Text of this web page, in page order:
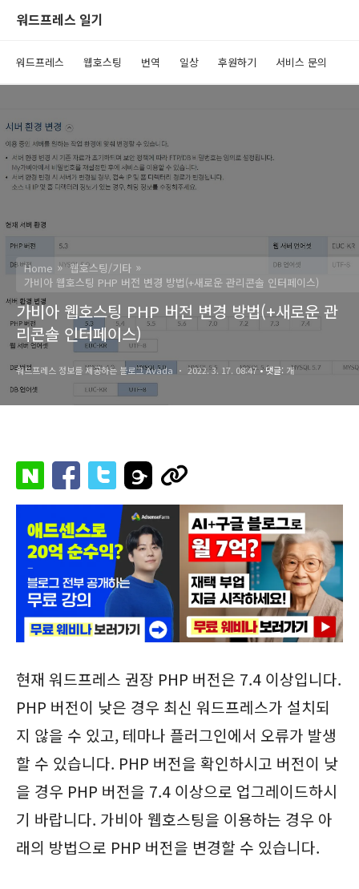
워드프레스 일기
워드프레스 웹호스팅 번역 일상 후원하기 서비스 문의
Home
웹호스팅/기타
가비아 웹호스팅 PHP 버전 변경 방법(+새로운 관리콘솔 인터페이스)
가비아 웹호스팅 PHP 버전 변경 방법(+새로운 관
리콘솔 인터페이스)
워드프레스 정보를 제공하는 블로그 Avada 2022. 3. 17. 08:47 • 댓글: 개
현재 워드프레스 권장 PHP 버전은 7.4 이상입니다.
PHP 버전이 낮은 경우 최신 워드프레스가 설치되
지 않을 수 있고, 테마나 플러그인에서 오류가 발생
할 수 있습니다. PHP 버전을 확인하시고 버전이 낮
을 경우 PHP 버전을 7.4 이상으로 업그레이드하시
기 바랍니다. 가비아 웹호스팅을 이용하는 경우 아
래의 방법으로 PHP 버전을 변경할 수 있습니다.